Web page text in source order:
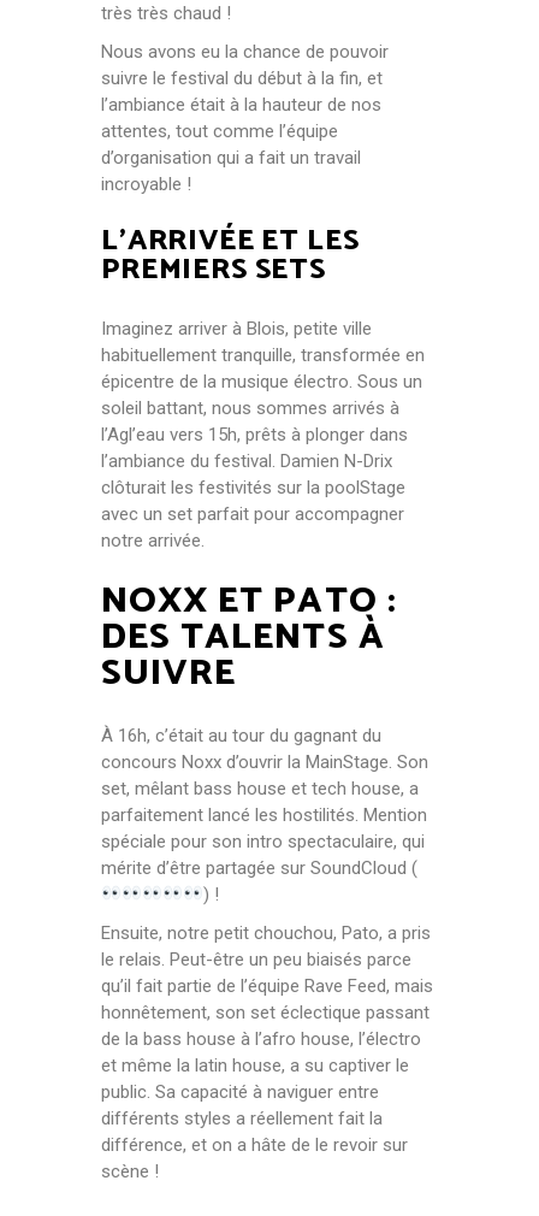
très très chaud !
Nous avons eu la chance de pouvoir
suivre le festival du début à la fin, et
l’ambiance était à la hauteur de nos
attentes, tout comme l’équipe
d’organisation qui a fait un travail
incroyable !
L’ARRIVÉE ET LES
PREMIERS SETS
Imaginez arriver à Blois, petite ville
habituellement tranquille, transformée en
épicentre de la musique électro. Sous un
soleil battant, nous sommes arrivés à
l’Agl’eau vers 15h, prêts à plonger dans
l’ambiance du festival. Damien N-Drix
clôturait les festivités sur la poolStage
avec un set parfait pour accompagner
notre arrivée.
NOXX ET PATO :
DES TALENTS À
SUIVRE
À 16h, c’était au tour du gagnant du
concours Noxx d’ouvrir la MainStage. Son
set, mêlant bass house et tech house, a
parfaitement lancé les hostilités. Mention
spéciale pour son intro spectaculaire, qui
mérite d’être partagée sur SoundCloud (
) !
Ensuite, notre petit chouchou, Pato, a pris
le relais. Peut-être un peu biaisés parce
qu’il fait partie de l’équipe Rave Feed, mais
honnêtement, son set éclectique passant
de la bass house à l’afro house, l’électro
et même la latin house, a su captiver le
public. Sa capacité à naviguer entre
différents styles a réellement fait la
différence, et on a hâte de le revoir sur
scène !